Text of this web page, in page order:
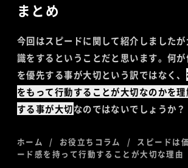
まとめ
今回はスピードに関して紹介しました
識をするということだと思います。何
を優先する事が大切という訳ではなく、
をもって行動することが大切なのかを
する事が大切なのではないでしょうか？
ホーム お役立ちコラム
スピードは
ード感を持って行動することが大切な理由